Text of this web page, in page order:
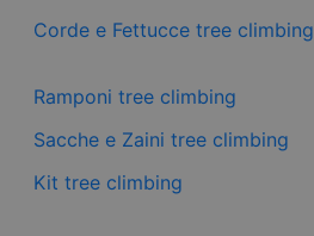
Corde e Fettucce tree climbing
Ramponi tree climbing
Sacche e Zaini tree climbing
Kit tree climbing